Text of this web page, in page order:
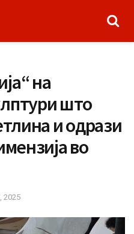
на
што
и одрази
во
2025